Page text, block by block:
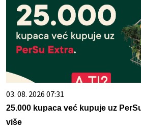
03. 08. 2026 07:31
25.000 kupaca već kupuje uz
više